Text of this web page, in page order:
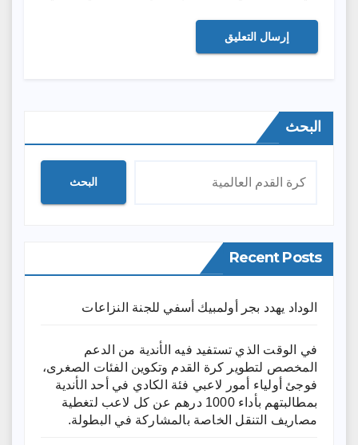
البحث
البحث
Recent Posts
الوداد يهدد بجر أولمبيك أسفي للجنة النزاعات
في الوقت الذي تستفيد فيه الأندية من الدعم
المخصص لتطوير كرة القدم وتكوين الفئات الصغرى،
فوجئ أولياء أمور لاعبي فئة الكادي في أحد الأندية
بمطالبتهم بأداء 1000 درهم عن كل لاعب لتغطية
مصاريف التنقل الخاصة بالمشاركة في البطولة.